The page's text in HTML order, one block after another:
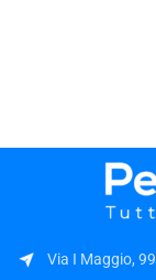
Via I Maggio,